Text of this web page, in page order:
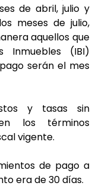
de abril, julio y
meses de julio,
aquellos que
Inmuebles (IBI)
serán el mes
y tasas sin
los términos
vigente.
de pago a
era de 30 días.